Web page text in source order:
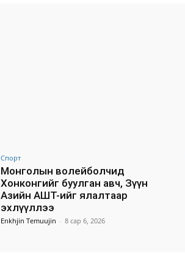
Спорт
Монголын волейболчид
Хонконгийг буулган авч, Зүүн
Азийн АШТ-ийг ялалтаар
эхлүүллээ
Enkhjin Temuujin - 8 сар 6, 2026